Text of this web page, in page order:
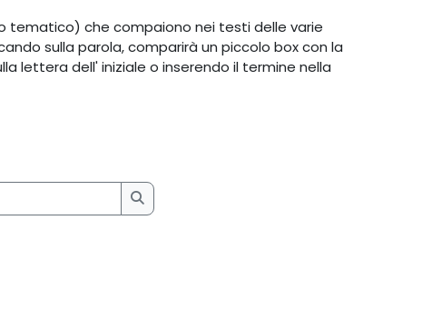
tematico) che compaiono nei testi delle varie
sulla parola, comparirà un piccolo box con la
lettera dell' iniziale o inserendo il termine nella
Search